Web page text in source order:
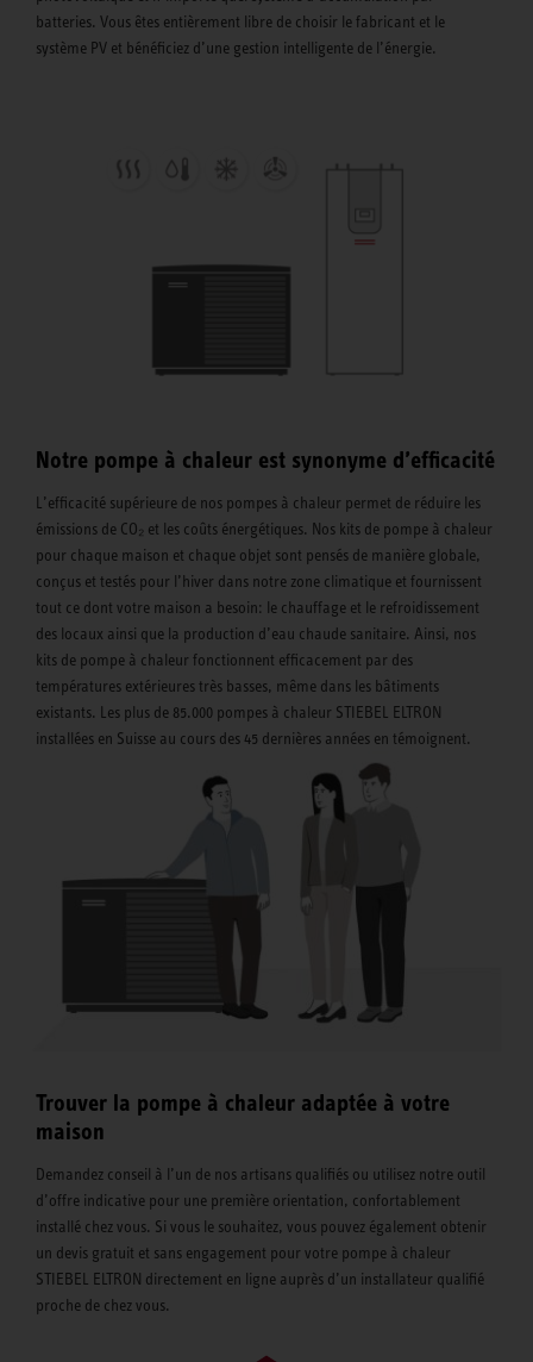
batteries. Vous êtes entièrement libre de choisir le fabricant et le
système PV et bénéficiez d’une gestion intelligente de l’énergie.
Notre pompe à chaleur est synonyme d’efficacité
L’efficacité supérieure de nos pompes à chaleur permet de réduire les
émissions de CO₂ et les coûts énergétiques. Nos kits de pompe à chaleur
pour chaque maison et chaque objet sont pensés de manière globale,
conçus et testés pour l’hiver dans notre zone climatique et fournissent
tout ce dont votre maison a besoin: le chauffage et le refroidissement
des locaux ainsi que la production d’eau chaude sanitaire. Ainsi, nos
kits de pompe à chaleur fonctionnent efficacement par des
températures extérieures très basses, même dans les bâtiments
existants. Les plus de 85.000 pompes à chaleur STIEBEL ELTRON
installées en Suisse au cours des 45 dernières années en témoignent.
Trouver la pompe à chaleur adaptée à votre
maison
Demandez conseil à l’un de nos artisans qualifiés ou utilisez notre outil
d’offre indicative pour une première orientation, confortablement
installé chez vous. Si vous le souhaitez, vous pouvez également obtenir
un devis gratuit et sans engagement pour votre pompe à chaleur
STIEBEL ELTRON directement en ligne auprès d’un installateur qualifié
proche de chez vous.